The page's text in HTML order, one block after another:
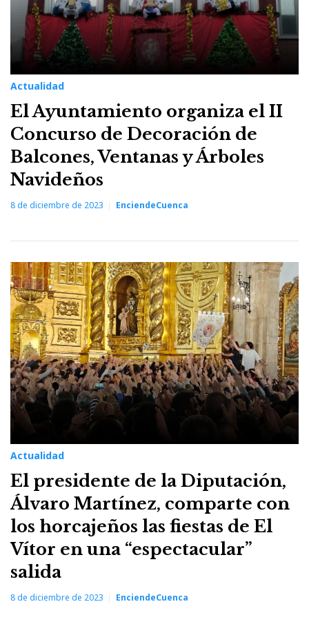
Actualidad
El Ayuntamiento organiza el II
Concurso de Decoración de
Balcones, Ventanas y Árboles
Navideños
8 de diciembre de 2023 EnciendeCuenca
Actualidad
El presidente de la Diputación,
Álvaro Martínez, comparte con
los horcajeños las fiestas de El
Vítor en una “espectacular”
salida
8 de diciembre de 2023 EnciendeCuenca